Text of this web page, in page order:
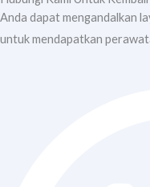
Anda dapat mengandalkan
untuk mendapatkan